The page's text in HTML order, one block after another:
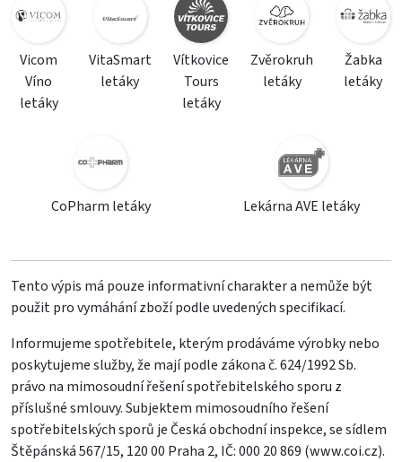
Vicom
Víno
letáky
VitaSmart
letáky
Vítkovice
Tours
letáky
Zvěrokruh
letáky
Žabka
letáky
CoPharm letáky Lekárna AVE letáky
Tento výpis má pouze informativní charakter a nemůže být
použit pro vymáhání zboží podle uvedených specifikací.
Informujeme spotřebitele, kterým prodáváme výrobky nebo
poskytujeme služby, že mají podle zákona č. 624/1992 Sb.
právo na mimosoudní řešení spotřebitelského sporu z
příslušné smlouvy. Subjektem mimosoudního řešení
spotřebitelských sporů je Česká obchodní inspekce, se sídlem
Štěpánská 567/15, 120 00 Praha 2, IČ: 000 20 869 (www.coi.cz).